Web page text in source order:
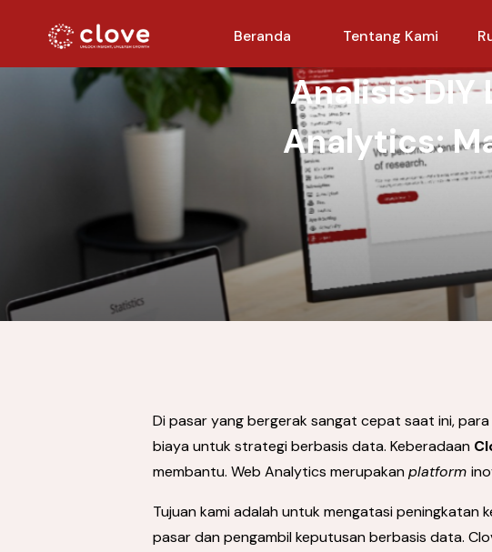
Beranda Tentang Kami
Analisis DIY
Analytics:
Di pasar yang bergerak sangat cepat saat ini,
biaya untuk strategi berbasis data. Keberadaan
membantu. Web Analytics merupakanplatform
Tujuan kami adalah untuk mengatasi
pasar dan pengambil keputusan berbasis data.